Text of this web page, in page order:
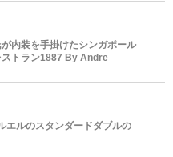
内装を手掛けたシンガポール
ストラン1887 By Andre
エルのスタンダードダブルの